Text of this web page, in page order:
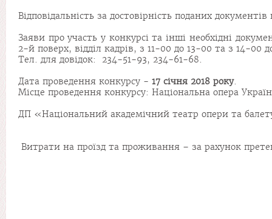
Відповідальність за достовірність поданих
Заяви про участь у конкурсі та інші необхідні
2-й поверх, відділ кадрів, з 11-00 до 13-00 та з 14-00
Тел. для довідок: 234-51-93, 234-61-68.
Дата проведення конкурсу - 17 січня 2018 року.
Місце проведення конкурсу: Національна опера
ДП «Національний академічний театр опери та
Витрати на проїзд та проживання – за рахунок